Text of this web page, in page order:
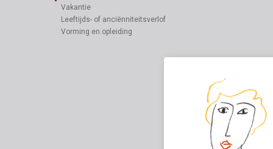
Vakantie
Leeftijds- of anciënniteitsverlof
Vorming en opleiding